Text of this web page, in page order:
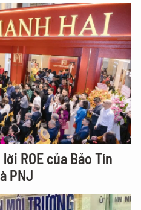
ROE của Bảo Tín
PNJ